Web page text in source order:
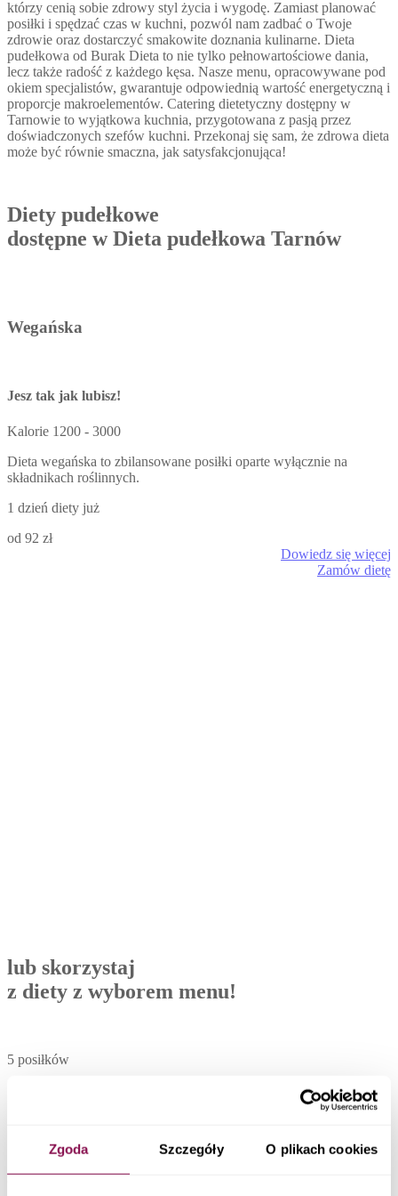
Zgoda Szczegóły O plikach cookies
którzy cenią sobie zdrowy styl życia i wygodę. Zamiast planować
posiłki i spędzać czas w kuchni, pozwól nam zadbać o Twoje
zdrowie oraz dostarczyć smakowite doznania kulinarne. Dieta
pudełkowa od Burak Dieta to nie tylko pełnowartościowe dania,
lecz także radość z każdego kęsa. Nasze menu, opracowywane pod
okiem specjalistów, gwarantuje odpowiednią wartość energetyczną i
proporcje makroelementów. Catering dietetyczny dostępny w
Tarnowie to wyjątkowa kuchnia, przygotowana z pasją przez
doświadczonych szefów kuchni. Przekonaj się sam, że zdrowa dieta
może być równie smaczna, jak satysfakcjonująca!
Diety pudełkowe
dostępne w Dieta pudełkowa Tarnów
Wegańska
Jesz tak jak lubisz!
Kalorie 1200 - 3000
Dieta wegańska to zbilansowane posiłki oparte wyłącznie na
składnikach roślinnych.
1 dzień diety już
od 92 zł
Dowiedz się więcej
Zamów dietę
lub skorzystaj
z diety z wyborem menu!
5 posiłków